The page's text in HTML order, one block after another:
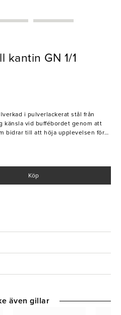
kantin GN 1/1
i pulverlackerat stål från
känsla vid buffébordet genom att
bidrar till att höja upplevelsen för
Köp
även gillar